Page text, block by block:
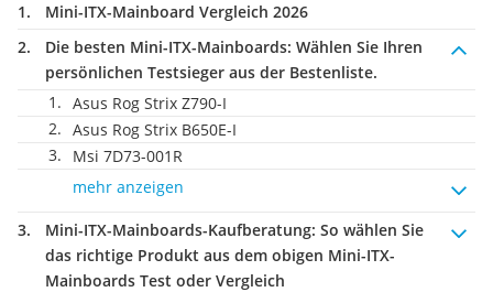
Mini-ITX-Mainboard Vergleich 2026
Die besten Mini-ITX-Mainboards: Wählen Sie Ihren
persönlichen Testsieger aus der Bestenliste.
Asus Rog Strix Z790-I
Asus Rog Strix B650E-I
Msi ‎7D73-001R
mehr anzeigen
Mini-ITX-Mainboards-Kaufberatung: So wählen Sie
das richtige Produkt aus dem obigen Mini-ITX-
Mainboards Test oder Vergleich